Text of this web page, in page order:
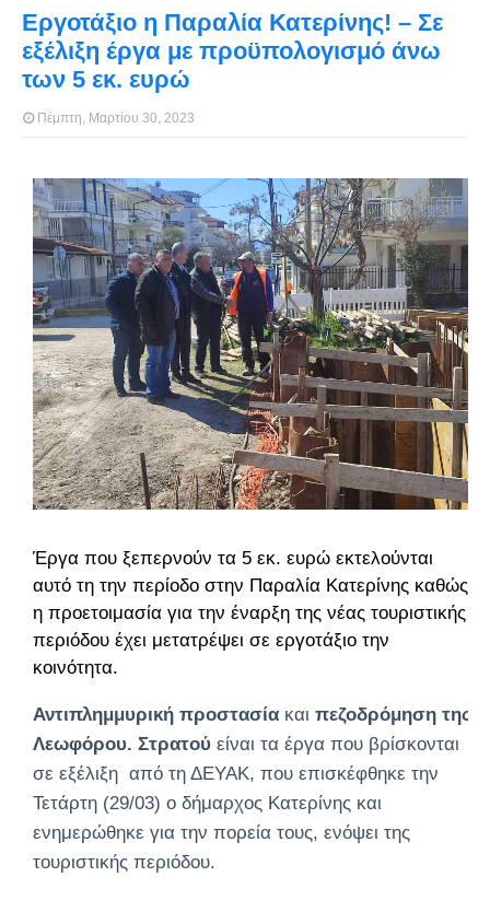
Εργοτάξιο η Παραλία Κατερίνης! – Σε
εξέλιξη έργα με προϋπολογισμό άνω
των 5 εκ. ευρώ
Πέμπτη, Μαρτίου 30, 2023
Έργα που ξεπερνούν τα 5 εκ. ευρώ εκτελούνται
αυτό τη την περίοδο στην Παραλία Κατερίνης καθώς
η προετοιμασία για την έναρξη της νέας τουριστικής
περιόδου έχει μετατρέψει σε εργοτάξιο την
κοινότητα.
Αντιπλημμυρική προστασία και πεζοδρόμηση της
Λεωφόρου. Στρατού είναι τα έργα που βρίσκονται
σε εξέλιξη από τη ΔΕΥΑΚ, που επισκέφθηκε την
Τετάρτη (29/03) ο δήμαρχος Κατερίνης και
ενημερώθηκε για την πορεία τους, ενόψει της
τουριστικής περιόδου.